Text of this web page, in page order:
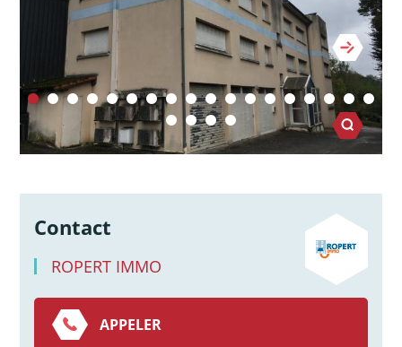
Contact
ROPERT IMMO
APPELER